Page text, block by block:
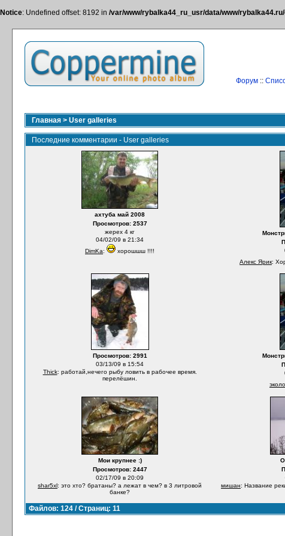
Notice: Undefined offset: 8192 in /var/www/rybalka44_ru_usr/data/www/
Форум::
Главная > User galleries
Последние комментарии - User galleries
ахтуба май 2008
Просмотров: 2537
жерех 4 кг
04/02/09 в 21:34
DimKa: хорошшш !!!!
Алекс Ярик:
Просмотров: 2991
03/13/09 в 15:54
Thick: работай,нечего рыбу ловить в рабочее время.
перелёшин.
Мои крупнее :)
Просмотров: 2447
02/17/09 в 20:09
shar5xl: это хто? братаны? а лежат в чем? в 3 литровой
банке?
мишан: Название
Файлов: 124 / Страниц: 11